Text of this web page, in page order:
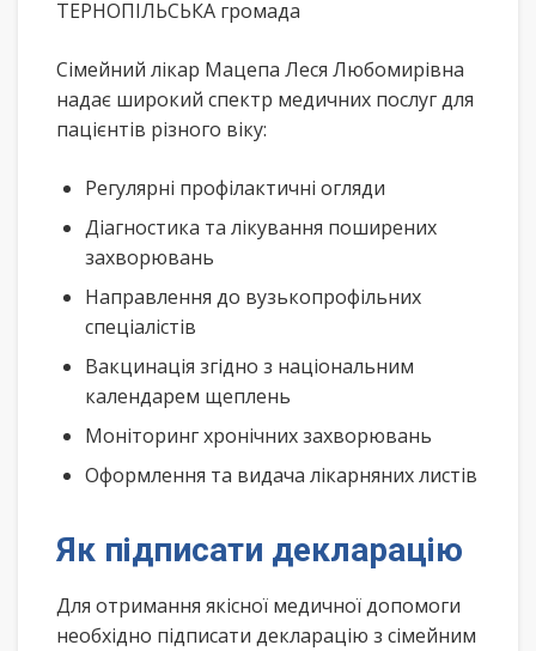
ТЕРНОПІЛЬСЬКА громада
Сімейний лікар Мацепа Леся Любомирівна
надає широкий спектр медичних послуг для
пацієнтів різного віку:
Регулярні профілактичні огляди
Діагностика та лікування поширених
захворювань
Направлення до вузькопрофільних
спеціалістів
Вакцинація згідно з національним
календарем щеплень
Моніторинг хронічних захворювань
Оформлення та видача лікарняних листів
Як підписати декларацію
Для отримання якісної медичної допомоги
необхідно підписати декларацію з сімейним